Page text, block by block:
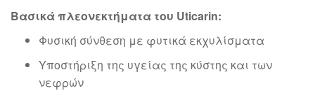
Βασικά πλεονεκτήματα του Uticarin:
Φυσική σύνθεση με φυτικά εκχυλίσματα
Υποστήριξη της υγείας της κύστης και των
νεφρών